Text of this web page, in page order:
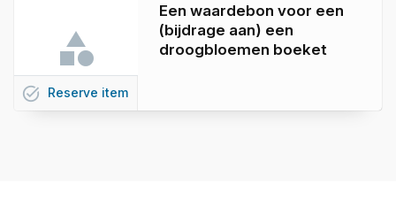
Een waardebon voor een
(bijdrage aan) een
droogbloemen boeket
task_alt Reserve item